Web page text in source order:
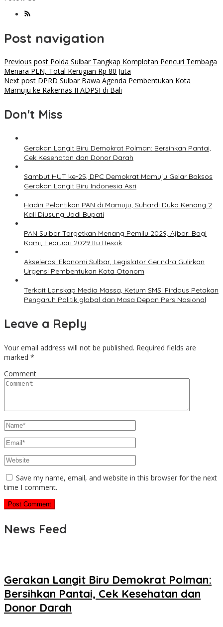
Post navigation
Previous post Polda Sulbar Tangkap Komplotan Pencuri Tembaga
Menara PLN, Total Kerugian Rp 80 Juta
Next post DPRD Sulbar Bawa Agenda Pembentukan Kota
Mamuju ke Rakernas II ADPSI di Bali
Don't Miss
Gerakan Langit Biru Demokrat Polman: Bersihkan Pantai,
Cek Kesehatan dan Donor Darah
Sambut HUT ke-25, DPC Demokrat Mamuju Gelar Baksos
Gerakan Langit Biru Indonesia Asri
Hadiri Pelantikan PAN di Mamuju, Suhardi Duka Kenang 2
Kali Diusung Jadi Bupati
PAN Sulbar Targetkan Menang Pemilu 2029, Ajbar: Bagi
Kami, Februari 2029 Itu Besok
Akselerasi Ekonomi Sulbar, Legislator Gerindra Gulirkan
Urgensi Pembentukan Kota Otonom
Terkait Lanskap Media Massa, Ketum SMSI Firdaus Petakan
Pengaruh Politik global dan Masa Depan Pers Nasional
Leave a Reply
Your email address will not be published. Required fields are
marked *
Comment
Save my name, email, and website in this browser for the next
time I comment.
News Feed
Gerakan Langit Biru Demokrat Polman:
Bersihkan Pantai, Cek Kesehatan dan
Donor Darah